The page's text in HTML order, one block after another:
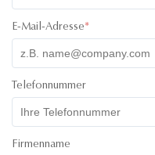
E-Mail-Adresse*
Telefonnummer
Firmenname